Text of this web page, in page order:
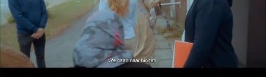
Geladen